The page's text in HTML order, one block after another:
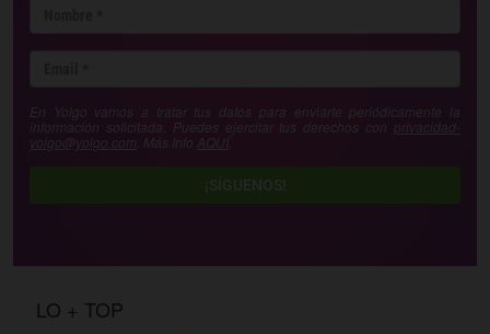
En Yoigo vamos a tratar tus datos para enviarte periódicamente la
información solicitada. Puedes ejercitar tus derechos con privacidad-
yoigo@yoigo.com . Más Info AQUÍ
¡SÍGUENOS!
LO + TOP